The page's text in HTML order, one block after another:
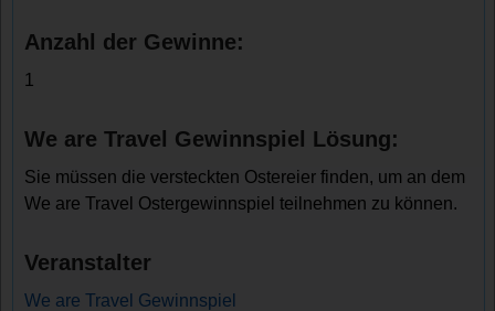
Anzahl der Gewinne:
1
We are Travel Gewinnspiel Lösung:
Sie müssen die versteckten Ostereier finden, um an dem
We are Travel Ostergewinnspiel teilnehmen zu können.
Veranstalter
We are Travel Gewinnspiel